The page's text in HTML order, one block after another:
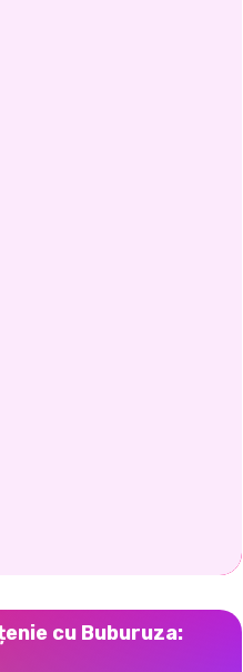
cu Buburuza: